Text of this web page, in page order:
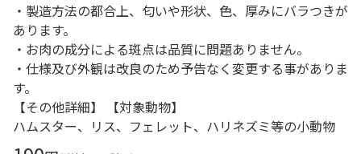
・製造方法の都合上、匂いや形状、色、厚みにバラつきが
あります。
・お肉の成分による斑点は品質に問題ありません。
・仕様及び外観は改良のため予告なく変更する事がありま
す。
【その他詳細】 【対象動物】
ハムスター、リス、フェレット、ハリネズミ等の小動物